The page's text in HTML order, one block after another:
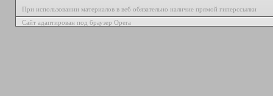
При использовании материалов в веб обязательно наличие прямой гиперссылки
Сайт адаптирован под браузер Opera